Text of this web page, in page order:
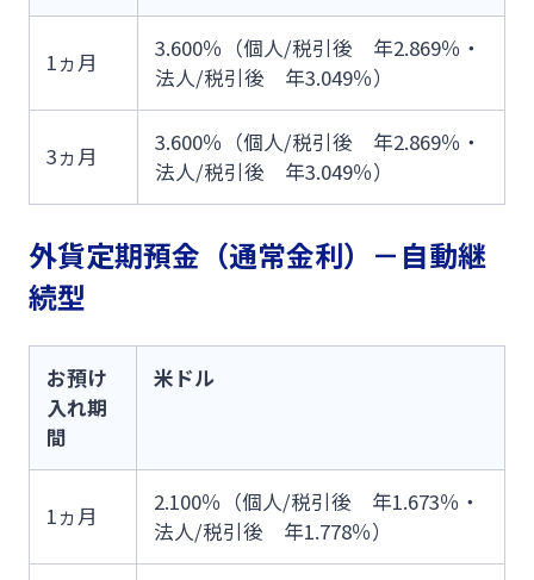
1ヵ月
3.600％（個人/税引後 年2.869％・
法人/税引後 年3.049％）
3ヵ月
3.600％（個人/税引後 年2.869％・
法人/税引後 年3.049％）
外貨定期預金（通常金利）－自動継
続型
お預け
入れ期
間
米ドル
1ヵ月
2.100％（個人/税引後 年1.673％・
法人/税引後 年1.778％）